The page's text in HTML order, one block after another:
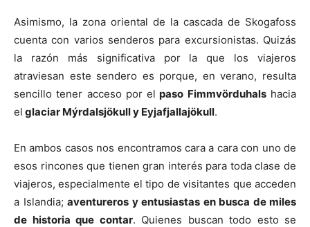
Asimismo, la zona oriental de la cascada de Skogafoss
cuenta con varios senderos para excursionistas. Quizás
la razón más significativa por la que los viajeros
atraviesan este sendero es porque, en verano, resulta
sencillo tener acceso por el paso Fimmvörduhalshacia
el glaciar Mýrdalsjökull y Eyjafjallajökull.
En ambos casos nos encontramos cara a cara con uno de
esos rincones que tienen gran interés para toda clase de
viajeros, especialmente el tipo de visitantes que acceden
a Islandia; aventureros y entusiastas en busca de miles
de historia que contar. Quienes buscan todo esto se